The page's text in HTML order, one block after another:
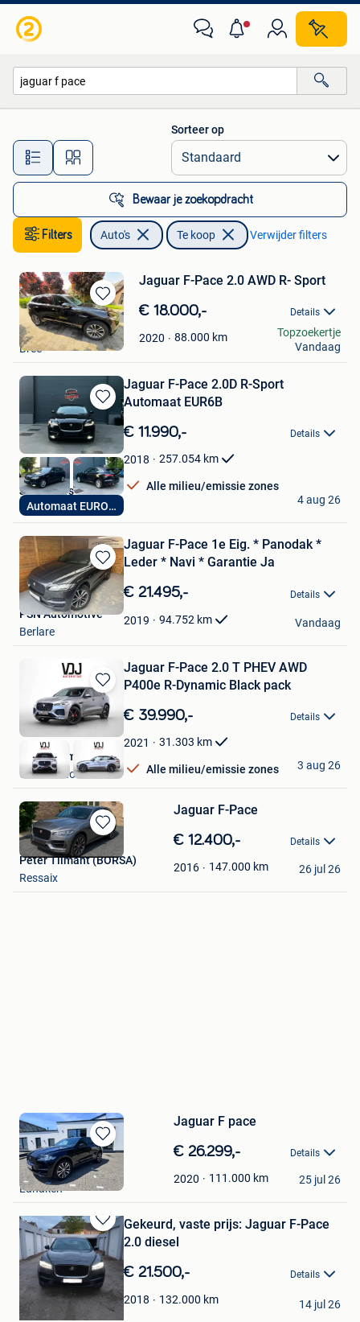
Alle afstanden…
Sorteer op
Bewaar je zoekopdracht
Filters Auto's Te koop Verwijder filters
Bewaren
in
Mijn
Favorieten
Jaguar F-Pace 2.0 AWD R- Sport
€ 18.000,- Details
2020 88.000 km
matthy
Bree
Topzoekertje
Vandaag
Bewaren
in
Mijn
Favorieten
Automaat EURO6B
Jaguar F-Pace 2.0D R-Sport
Automaat EUR6B
€ 11.990,- Details
2018 257.054 km
Alle milieu/emissie zones
Joker Cars
Grimbergen
4 aug 26
Bewaren
in
Mijn
Favorieten
Jaguar F-Pace 1e Eig. * Panodak *
Leder * Navi * Garantie Ja
€ 21.495,- Details
2019 94.752 km
PSN Automotive
Berlare
Vandaag
Bewaren
in
Mijn
Favorieten
Jaguar F-Pace 2.0 T PHEV AWD
P400e R-Dynamic Black pack
€ 39.990,- Details
2021 31.303 km
Alle milieu/emissie zones
VDJ Automotive
Grobbendonk
3 aug 26
Bewaren
in
Mijn
Jaguar F-Pace
€ 12.400,- Details
2016 147.000 km
Peter Tilmant (BORSA)
Ressaix
26 jul 26
Bewaren
in
Mijn
Favorieten
Jaguar F pace
€ 26.299,- Details
2020 111.000 km
Marc
Lanaken
25 jul 26
Bewaren
in
Mijn
Favorieten
Gekeurd, vaste prijs: Jaguar F-Pace
2.0 diesel
€ 21.500,- Details
2018 132.000 km
T. Bektas
Sint-Niklaas
14 jul 26